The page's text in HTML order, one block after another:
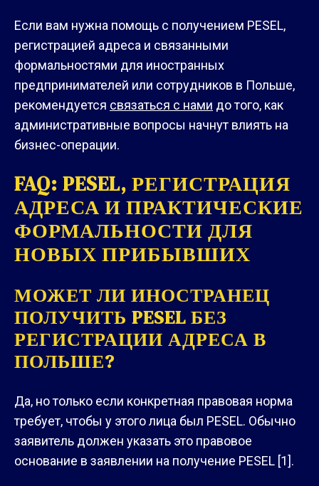
Если вам нужна помощь с получением PESEL,
регистрацией адреса и связанными
формальностями для иностранных
предпринимателей или сотрудников в Польше,
рекомендуется связаться с нами до того, как
административные вопросы начнут влиять на
бизнес-операции.
FAQ: PESEL, РЕГИСТРАЦИЯ
АДРЕСА И ПРАКТИЧЕСКИЕ
ФОРМАЛЬНОСТИ ДЛЯ
НОВЫХ ПРИБЫВШИХ
МОЖЕТ ЛИ ИНОСТРАНЕЦ
ПОЛУЧИТЬ PESEL БЕЗ
РЕГИСТРАЦИИ АДРЕСА В
ПОЛЬШЕ?
Да, но только если конкретная правовая норма
требует, чтобы у этого лица был PESEL. Обычно
заявитель должен указать это правовое
основание в заявлении на получение PESEL [1].